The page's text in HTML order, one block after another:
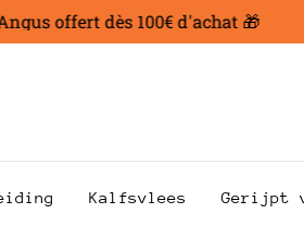
offert dès 100€ d'achat 🎁
Kalfsvlees Gerijpt